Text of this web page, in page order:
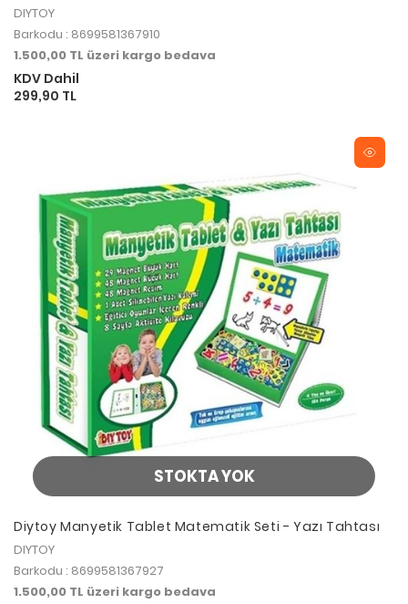
DIYTOY
Barkodu : 8699581367910
1.500,00 TL üzeri kargo bedava
KDV Dahil
299,90 TL
STOKTA YOK
Diytoy Manyetik Tablet Matematik Seti - Yazı Tahtası
DIYTOY
Barkodu : 8699581367927
1.500,00 TL üzeri kargo bedava